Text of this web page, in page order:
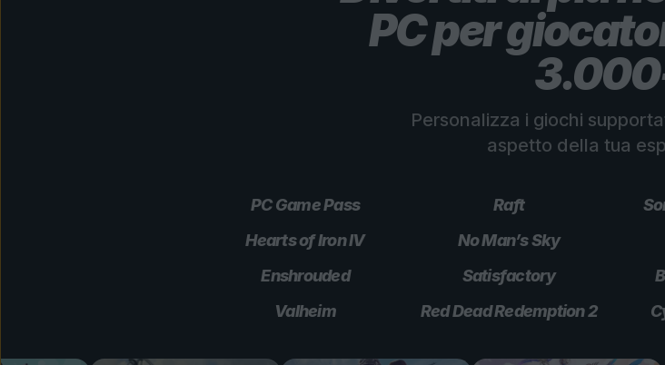
PC per
Personalizza i giochi
aspetto della tua
PC Game Pass Raft
Hearts of Iron IV
No Man’s Sky
Enshrouded
Satisfactory
Valheim
Red Dead Redemption 2